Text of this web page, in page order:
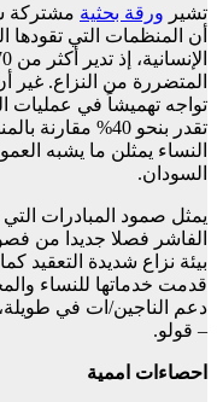
تشير ورقة بحثية
أن المنظمات التي
المتضررة من النزاع. غير
تواجه تهميشاً في عمليات
تقدر بنحو 40%
النساء يمثلن ما يشبه
السودان.
يمثل صمود المبادرات
الفاشر فصلا جديدا من
بيئة نزاع شديدة التعقيد
قدمت خدماتها للنساء
دعم الناجين/ات في
– قولو.
احصاءات اممية